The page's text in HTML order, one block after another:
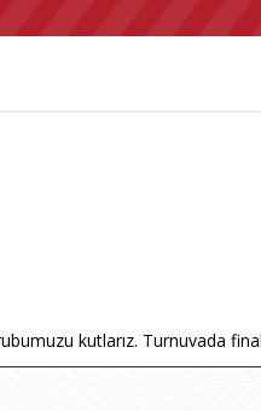
kutlarız. Turnuvada